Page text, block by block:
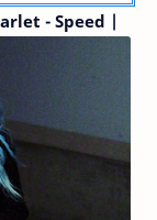
- Speed |